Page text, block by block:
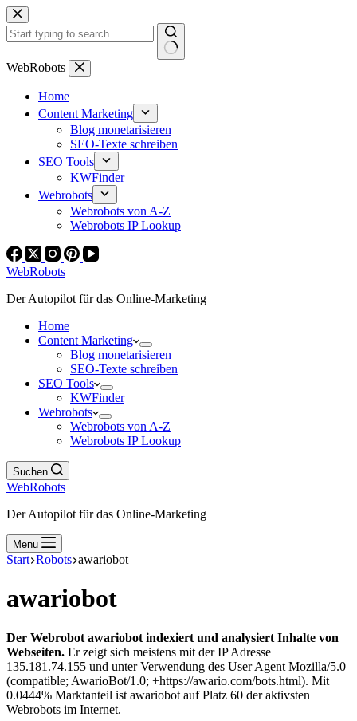
Zum
Inhalt
springen
Keine
WebRobots
Home
Content Marketing
Blog monetarisieren
SEO-Texte schreiben
SEO Tools
KWFinder
Webrobots
Webrobots von A-Z
Webrobots IP Lookup
WebRobots
Der Autopilot für das Online-Marketing
Home
Content Marketing
Blog monetarisieren
SEO-Texte schreiben
SEO Tools
KWFinder
Webrobots
Webrobots von A-Z
Webrobots IP Lookup
Suchen
WebRobots
Der Autopilot für das Online-Marketing
Menu
Start Robots awariobot
awariobot
Der Webrobot awariobot indexiert und analysiert Inhalte von
Webseiten. Er zeigt sich meistens mit der IP Adresse
135.181.74.155 und unter Verwendung des User Agent Mozilla/5.0
(compatible; AwarioBot/1.0; +https://awario.com/bots.html). Mit
0.0444% Marktanteil ist awariobot auf Platz 60 der aktivsten
Webrobots im Internet.